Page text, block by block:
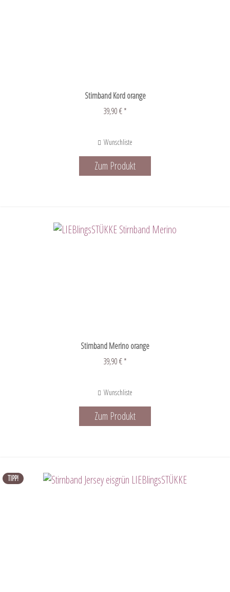
Stirnband Kord orange
39,90 € *
Wunschliste
Zum Produkt
Stirnband Merino orange
39,90 € *
Wunschliste
Zum Produkt
TIPP!